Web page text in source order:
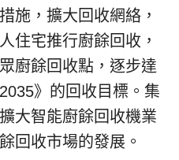
施，擴大回收網絡，
住宅推行廚餘回收，
廚餘回收點，逐步達
》的回收目標。集
大智能廚餘回收機業
回收市場的發展。